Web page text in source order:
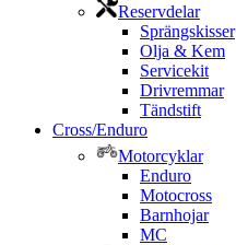
Reservdelar
Sprängskisser
Olja & Kem
Servicekit
Drivremmar
Tändstift
Cross/Enduro
Motorcyklar
Enduro
Motocross
Barnhojar
MC